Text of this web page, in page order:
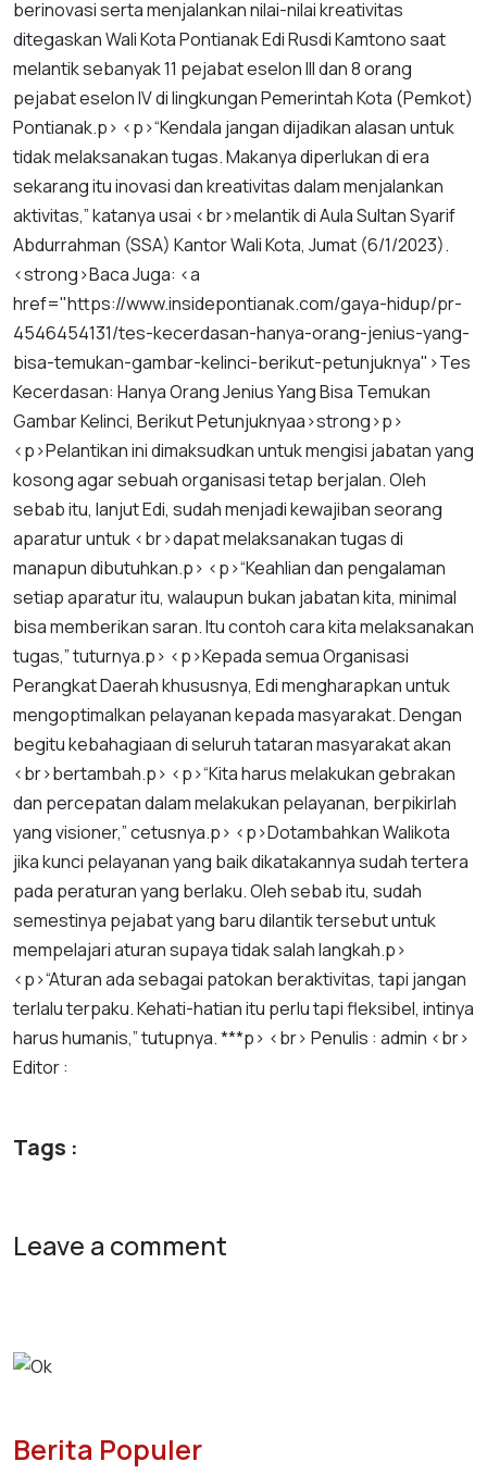
berinovasisertamenjalankannilai-nilaikreativitas
ditegaskanWaliKotaPontianakEdiRusdiKamtonosaat
melantiksebanyak11 pejabateselonIIIdan8orang
pejabateselonIVdilingkunganPemerintahKota (Pemkot)
Pontianak.p> <p>“Kendala jangandijadikanalasanuntuk
tidakmelaksanakantugas.Makanyadiperlukandiera
sekarangituinovasidankreativitasdalammenjalankan
aktivitas,”katanyausai <br>melantikdiAulaSultanSyarif
Abdurrahman (SSA) KantorWaliKota, Jumat (6/1/2023).
<strong>BacaJuga: <a
href="https://www.insidepontianak.com/gaya-hidup/pr-
4546454131/tes-kecerdasan-hanya-orang-jenius-yang-
bisa-temukan-gambar-kelinci-berikut-petunjuknya">Tes
Kecerdasan: HanyaOrangJeniusYangBisa Temukan
GambarKelinci, BerikutPetunjuknyaa>strong>p>
<p>Pelantikaninidimaksudkanuntukmengisi jabatanyang
kosongagarsebuahorganisasitetap berjalan.Oleh
sebabitu, lanjutEdi, sudahmenjadikewajibanseorang
aparaturuntuk <br>dapatmelaksanakantugasdi
manapundibutuhkan.p> <p>“Keahliandan pengalaman
setiapaparaturitu, walaupun bukan jabatankita, minimal
bisamemberikansaran.Itucontohcarakitamelaksanakan
tugas,”tuturnya.p> <p>KepadasemuaOrganisasi
PerangkatDaerahkhususnya, Edimengharapkanuntuk
mengoptimalkan pelayanankepadamasyarakat.Dengan
begitukebahagiaandiseluruhtataranmasyarakatakan
<br>bertambah.p> <p>“Kitaharusmelakukangebrakan
dan percepatandalammelakukan pelayanan, berpikirlah
yangvisioner,”cetusnya.p> <p>DotambahkanWalikota
jikakunci pelayananyang baikdikatakannyasudahtertera
pada peraturanyang berlaku.Olehsebabitu, sudah
semestinya pejabatyang barudilantiktersebutuntuk
mempelajariaturansupayatidaksalahlangkah.p>
<p>“Aturanadasebagai patokan beraktivitas, tapi jangan
terlaluterpaku.Kehati-hatianitu perlutapifleksibel, intinya
harushumanis,”tutupnya. ***p> <br> Penulis : admin <br>
Editor:
Tags :
Leave a comment
Berita Populer